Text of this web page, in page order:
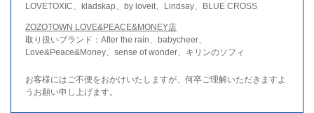
LOVETOXIC、kladskap、by loveit、Lindsay、BLUE CROSS
ZOZOTOWN LOVE&PEACE&MONEY店
取り扱いブランド：After the rain、babycheer、
Love&Peace&Money、sense of wonder、キリンのソフィ
お客様にはご不便をおかけいたしますが、何卒ご理解いただきますよ
うお願い申し上げます。